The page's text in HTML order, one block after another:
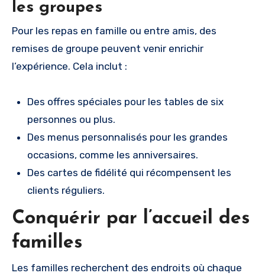
les groupes
Pour les repas en famille ou entre amis, des
remises de groupe peuvent venir enrichir
l’expérience. Cela inclut :
Des offres spéciales pour les tables de six
personnes ou plus.
Des menus personnalisés pour les grandes
occasions, comme les anniversaires.
Des cartes de fidélité qui récompensent les
clients réguliers.
Conquérir par l’accueil des
familles
Les familles recherchent des endroits où chaque